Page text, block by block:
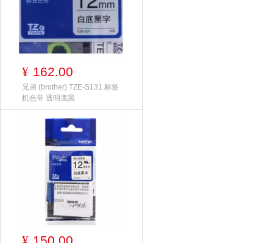
¥ 162.00
兄弟 (brother) TZE-S131 标签
机色带 透明底黑